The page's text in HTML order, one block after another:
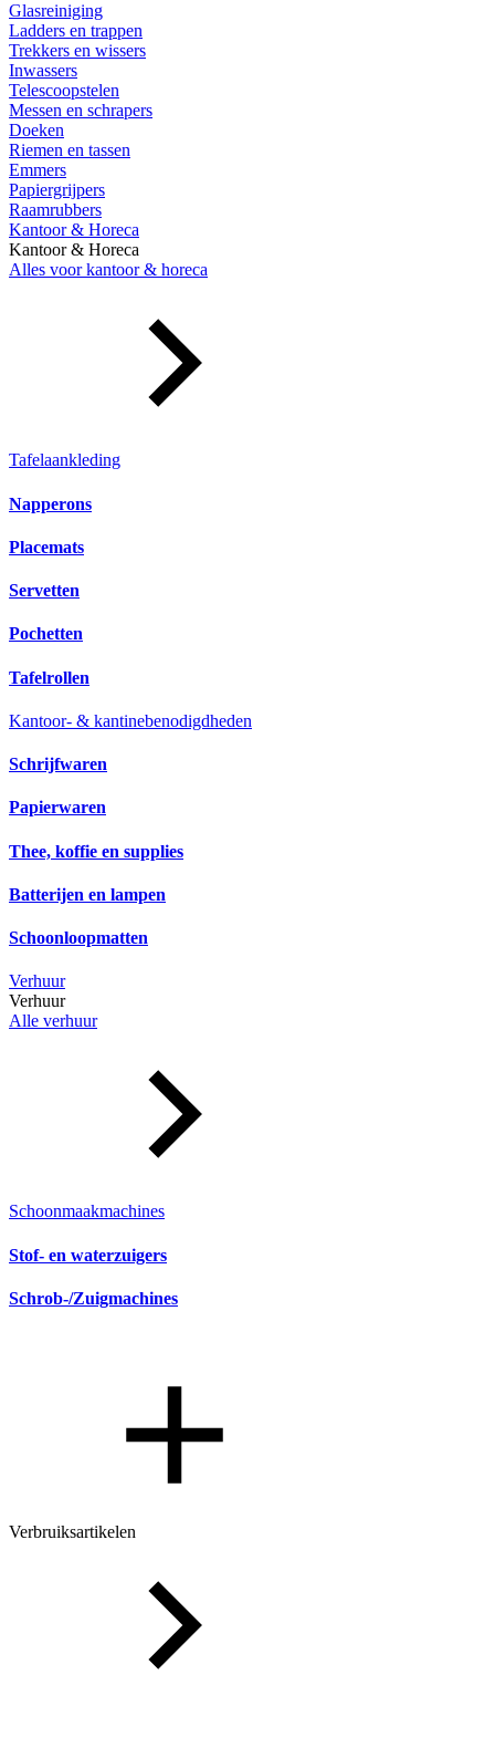
Glasreiniging
Ladders en trappen
Trekkers en wissers
Inwassers
Telescoopstelen
Messen en schrapers
Doeken
Riemen en tassen
Emmers
Papiergrijpers
Raamrubbers
Kantoor & Horeca
Kantoor & Horeca
Alles voor kantoor & horeca
Tafelaankleding
Napperons
Placemats
Servetten
Pochetten
Tafelrollen
Kantoor- & kantinebenodigdheden
Schrijfwaren
Papierwaren
Thee, koffie en supplies
Batterijen en lampen
Schoonloopmatten
Verhuur
Verhuur
Alle verhuur
Schoonmaakmachines
Stof- en waterzuigers
Schrob-/Zuigmachines
Verbruiksartikelen